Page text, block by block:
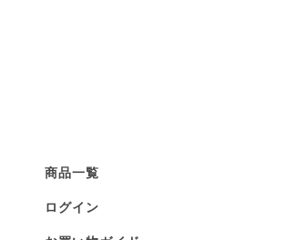
商品一覧
ログイン